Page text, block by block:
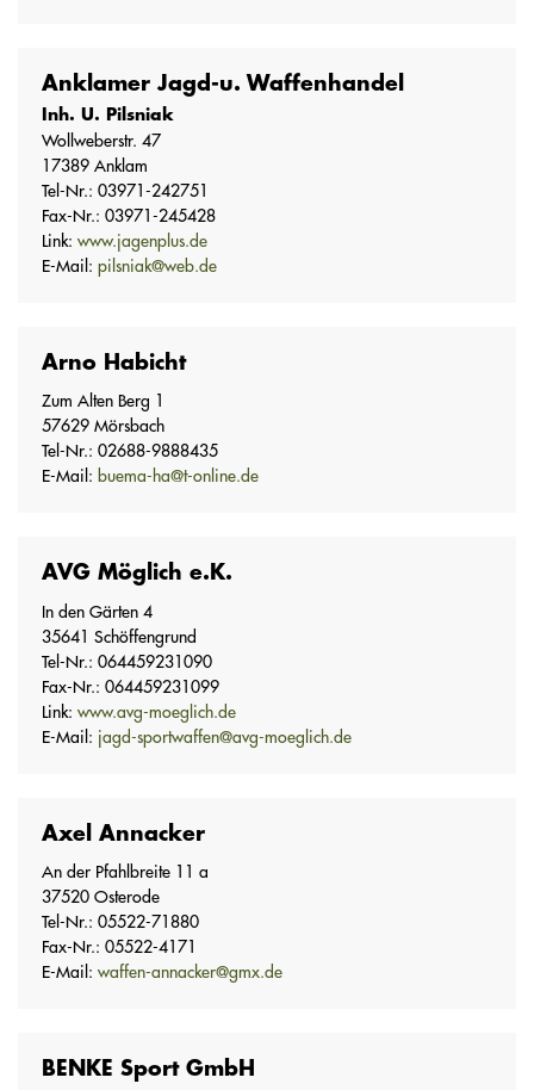
Anklamer Jagd-u. Waffenhandel
Inh. U. Pilsniak
Wollweberstr. 47
17389 Anklam
Tel-Nr.: 03971-242751
Fax-Nr.: 03971-245428
Link: www.jagenplus.de
E-Mail: pilsniak@web.de
Arno Habicht
Zum Alten Berg 1
57629 Mörsbach
Tel-Nr.: 02688-9888435
E-Mail: buema-ha@t-online.de
AVG Möglich e.K.
In den Gärten 4
35641 Schöffengrund
Tel-Nr.: 064459231090
Fax-Nr.: 064459231099
Link: www.avg-moeglich.de
E-Mail: jagd-sportwaffen@avg-moeglich.de
Axel Annacker
An der Pfahlbreite 11 a
37520 Osterode
Tel-Nr.: 05522-71880
Fax-Nr.: 05522-4171
E-Mail: waffen-annacker@gmx.de
BENKE Sport GmbH